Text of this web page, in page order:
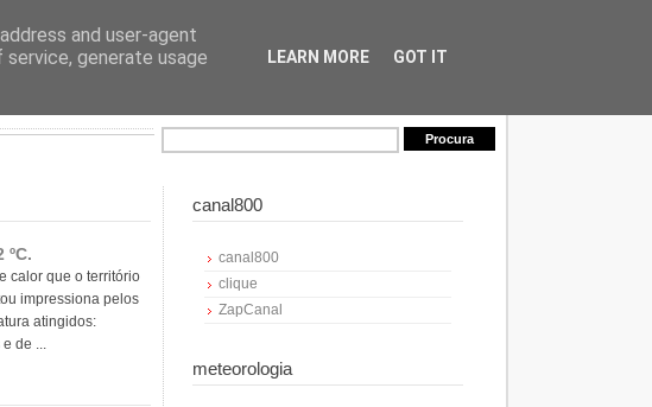
ºC.
calor que o território
impressiona pelos
atingidos:
de ...
canal800
canal800
clique
ZapCanal
meteorologia
and user-agent
generate usage
LEARN MORE GOT IT